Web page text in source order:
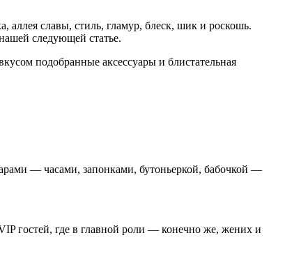
славы, стиль, гламур, блеск, шик и роскошь.
следующей статье.
подобранные аксессуары и блистательная
— часами, запонками, бутоньеркой, бабочкой —
гостей, где в главной роли — конечно же, жених и